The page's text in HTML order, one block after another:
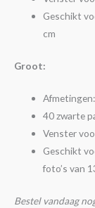
Geschikt
cm
Groot:
40 zwarte
Venster
Geschikt
foto’s van
Bestel vandaag